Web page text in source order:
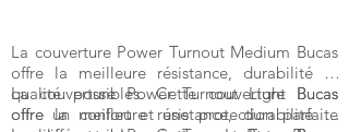
La couverture Power Turnout Medium Bucas
offre la meilleure résistance, durabilité et
qualité possibles. Cette couverture Bucas
offre un confort et une protection parfaite
La couverture Power Turnout Light Bucas
offre la meilleure résistance, durabilité et